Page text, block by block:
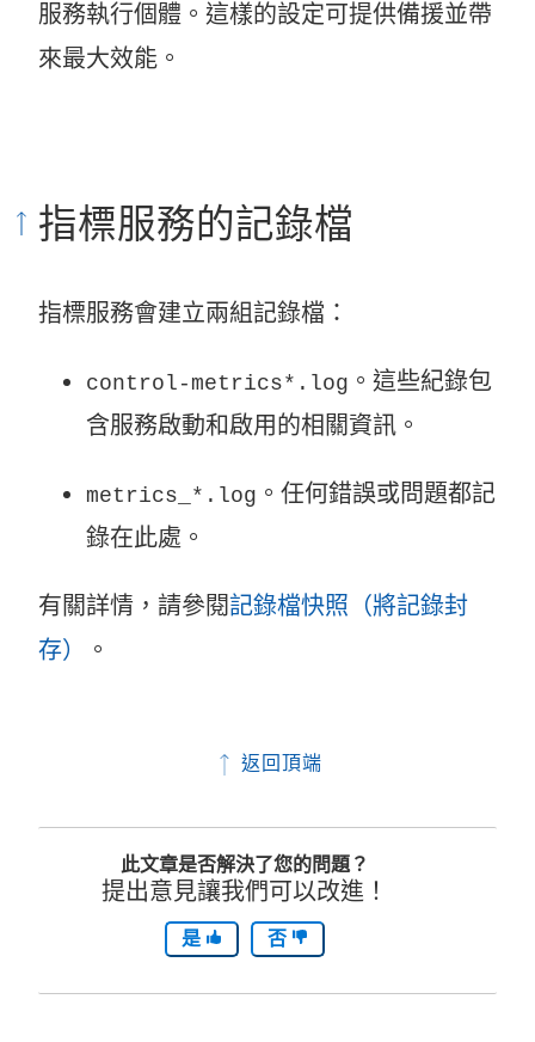
服務執行個體。這樣的設定可提供備援並帶
來最大效能。
指標服務的記錄檔
指標服務會建立兩組記錄檔：
control-metrics*.log 。這些紀錄包
含服務啟動和啟用的相關資訊。
metrics_*.log 。任何錯誤或問題都記
錄在此處。
有關詳情，請參閱記錄檔快照（將記錄封
存）
。
返回頂端
此文章是否解決了您的問題？
提出意見讓我們可以改進！
是 否